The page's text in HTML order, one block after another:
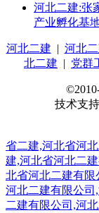
河北二建:张
产业孵化基
河北二建 | 河北
北二建 | 党群
技术支
省二建,河北省河
建,河北省河北二
北省河北二建有
河北二建有限公司
二建有限公司,河